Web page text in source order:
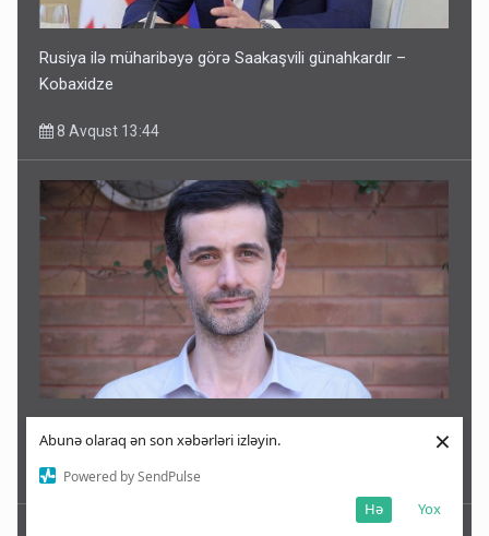
Abunə olaraq ən son xəbərləri izləyin.
Powered by SendPulse
Yox
Hə
×
Rusiya ilə müharibəyə görə Saakaşvili günahkardır –
Kobaxidze
8 Avqust 13:44
8 Avqust 13:30